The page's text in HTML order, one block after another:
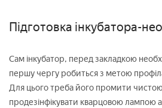
Підготовка інкубатора-
Сам інкубатор, перед закладкою
першу чергу робиться з метою
Для цього треба його промити
продезінфікувати кварцовою лампою